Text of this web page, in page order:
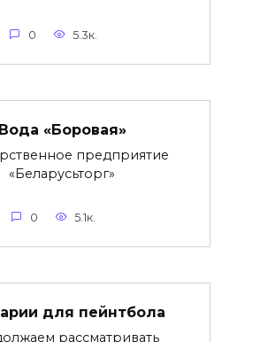
0 5.3к.
Вода «Боровая»
предприятие
«Беларусьторг»
0 5.1к.
для пейнтбола
рассматривать